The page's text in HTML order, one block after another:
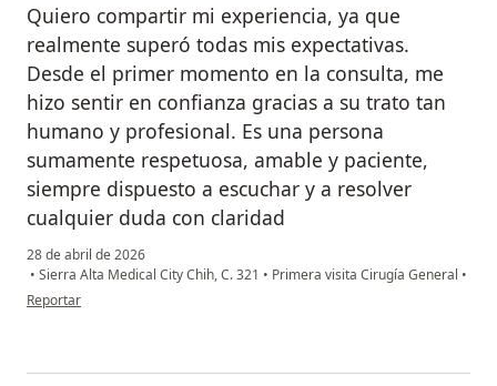
Quiero compartir mi experiencia, ya que
realmente superó todas mis expectativas.
Desde el primer momento en la consulta, me
hizo sentir en confianza gracias a su trato tan
humano y profesional. Es una persona
sumamente respetuosa, amable y paciente,
siempre dispuesto a escuchar y a resolver
cualquier duda con claridad
28 de abril de 2026
• Sierra Alta Medical City Chih, C. 321 • Primera visita Cirugía General •
en opinión del usuario Margarita
Reportar